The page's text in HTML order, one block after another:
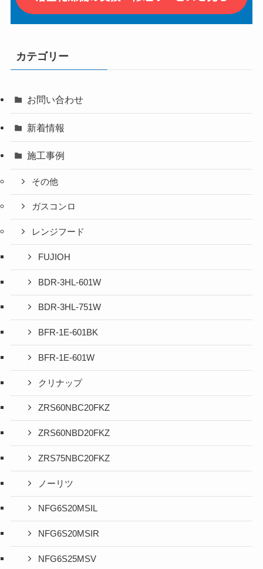
カテゴリー
お問い合わせ
新着情報
施工事例
その他
ガスコンロ
レンジフード
FUJIOH
BDR-3HL-601W
BDR-3HL-751W
BFR-1E-601BK
BFR-1E-601W
クリナップ
ZRS60NBC20FKZ
ZRS60NBD20FKZ
ZRS75NBC20FKZ
ノーリツ
NFG6S20MSIL
NFG6S20MSIR
NFG6S25MSV